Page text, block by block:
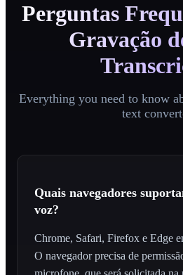
Perguntas
Gravação
Everything you need to know
text
Quais navegadores
voz?
Chrome, Safari, Firefox e Edge
O navegador precisa de